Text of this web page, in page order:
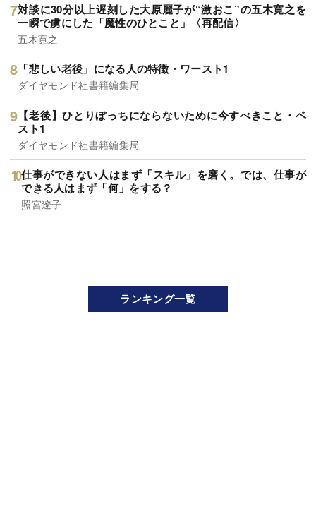
対談に30分以上遅刻した大原麗子が“激おこ”の五木寛之を
一瞬で虜にした「魔性のひとこと」〈再配信〉
五木寛之
「悲しい老後」になる人の特徴・ワースト1
ダイヤモンド社書籍編集局
【老後】ひとりぼっちにならないために今すべきこと・ベ
スト1
ダイヤモンド社書籍編集局
仕事ができない人はまず「スキル」を磨く。では、仕事が
できる人はまず「何」をする？
照宮遼子
ランキング一覧